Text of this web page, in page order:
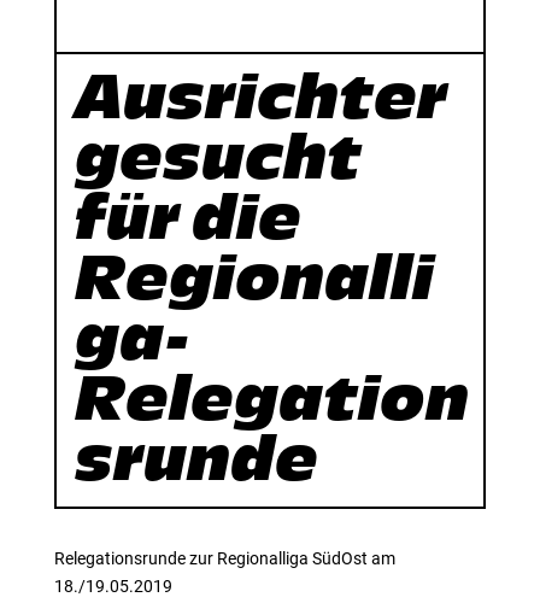
Ausrichter
gesucht
für die
Regionalli
ga-
Relegation
srunde
Relegationsrunde zur Regionalliga SüdOst am
18./19.05.2019